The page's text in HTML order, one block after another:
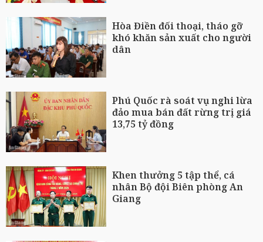
Hòa Điền đối thoại, tháo gỡ
khó khăn sản xuất cho người
dân
Phú Quốc rà soát vụ nghi lừa
đảo mua bán đất rừng trị giá
13,75 tỷ đồng
Khen thưởng 5 tập thể, cá
nhân Bộ đội Biên phòng An
Giang